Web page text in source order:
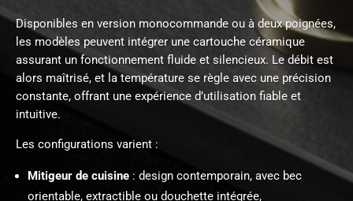
Disponibles en version monocommande ou à deux poignées,
les modèles peuvent intégrer une cartouche céramique
assurant un fonctionnement fluide et silencieux. Le débit est
alors maîtrisé, et la température se règle avec une précision
constante, offrant une expérience d’utilisation fiable et
intuitive.
Les configurations varient :
Mitigeur de cuisine : design contemporain, avec bec
orientable, extractible ou douchette intégrée,